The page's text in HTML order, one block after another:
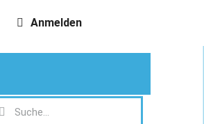
Anmelden